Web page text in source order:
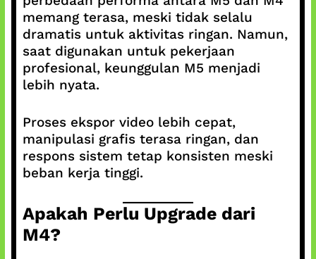
memang terasa, meski tidak selalu
dramatis untuk aktivitas ringan. Namun,
saat digunakan untuk pekerjaan
profesional, keunggulan M5 menjadi
lebih nyata.
Proses ekspor video lebih cepat,
manipulasi grafis terasa ringan, dan
respons sistem tetap konsisten meski
beban kerja tinggi.
Apakah Perlu Upgrade dari
M4?